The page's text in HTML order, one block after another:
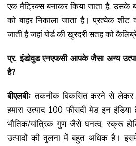
एक मैट्रिक्स बनाकर किया जाता है, उसके
को बाहर निकाला जाता है। प्रत्येक
जाती है जहां बोर्ड की खुरदरी सतह को
प्र. इंडोवुड एनएफसी आपके जैसा अन्य
है?
बीएलबीःतकनीक विकसित करने से लेकर
हमारा उत्पाद 100 फीसदी मेड इन
भौतिक/यांत्रिक गुण जैसे घनत्व, स्क्रू
उत्पादों की तुलना में बहुत अधिक है।